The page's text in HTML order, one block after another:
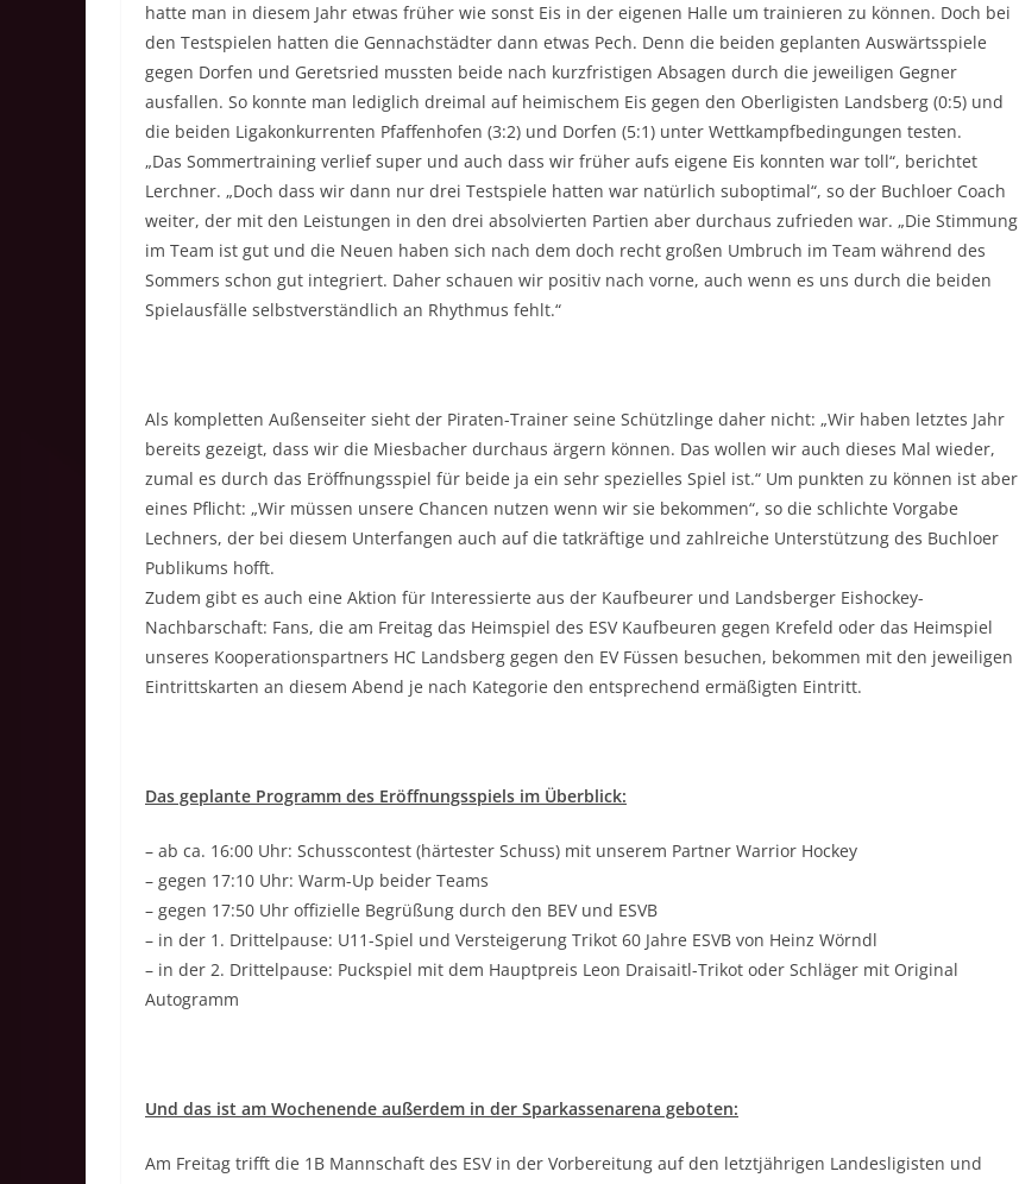
hatte man in diesem Jahr etwas früher wie sonst Eis in der eigenen Halle um trainieren zu können. Doch bei
den Testspielen hatten die Gennachstädter dann etwas Pech. Denn die beiden geplanten Auswärtsspiele
gegen Dorfen und Geretsried mussten beide nach kurzfristigen Absagen durch die jeweiligen Gegner
ausfallen. So konnte man lediglich dreimal auf heimischem Eis gegen den Oberligisten Landsberg (0:5) und
die beiden Ligakonkurrenten Pfaffenhofen (3:2) und Dorfen (5:1) unter Wettkampfbedingungen testen.
„Das Sommertraining verlief super und auch dass wir früher aufs eigene Eis konnten war toll“, berichtet
Lerchner. „Doch dass wir dann nur drei Testspiele hatten war natürlich suboptimal“, so der Buchloer Coach
weiter, der mit den Leistungen in den drei absolvierten Partien aber durchaus zufrieden war. „Die Stimmung
im Team ist gut und die Neuen haben sich nach dem doch recht großen Umbruch im Team während des
Sommers schon gut integriert. Daher schauen wir positiv nach vorne, auch wenn es uns durch die beiden
Spielausfälle selbstverständlich an Rhythmus fehlt.“
Als kompletten Außenseiter sieht der Piraten-Trainer seine Schützlinge daher nicht: „Wir haben letztes Jahr
bereits gezeigt, dass wir die Miesbacher durchaus ärgern können. Das wollen wir auch dieses Mal wieder,
zumal es durch das Eröffnungsspiel für beide ja ein sehr spezielles Spiel ist.“ Um punkten zu können ist aber
eines Pflicht: „Wir müssen unsere Chancen nutzen wenn wir sie bekommen“, so die schlichte Vorgabe
Lechners, der bei diesem Unterfangen auch auf die tatkräftige und zahlreiche Unterstützung des Buchloer
Publikums hofft.
Zudem gibt es auch eine Aktion für Interessierte aus der Kaufbeurer und Landsberger Eishockey-
Nachbarschaft: Fans, die am Freitag das Heimspiel des ESV Kaufbeuren gegen Krefeld oder das Heimspiel
unseres Kooperationspartners HC Landsberg gegen den EV Füssen besuchen, bekommen mit den jeweiligen
Eintrittskarten an diesem Abend je nach Kategorie den entsprechend ermäßigten Eintritt.
Das geplante Programm des Eröffnungsspiels im Überblick:
– ab ca. 16:00 Uhr: Schusscontest (härtester Schuss) mit unserem Partner Warrior Hockey
– gegen 17:10 Uhr: Warm-Up beider Teams
– gegen 17:50 Uhr offizielle Begrüßung durch den BEV und ESVB
– in der 1. Drittelpause: U11-Spiel und Versteigerung Trikot 60 Jahre ESVB von Heinz Wörndl
– in der 2. Drittelpause: Puckspiel mit dem Hauptpreis Leon Draisaitl-Trikot oder Schläger mit Original
Autogramm
Und das ist am Wochenende außerdem in der Sparkassenarena geboten:
Am Freitag trifft die 1B Mannschaft des ESV in der Vorbereitung auf den letztjährigen Landesligisten und